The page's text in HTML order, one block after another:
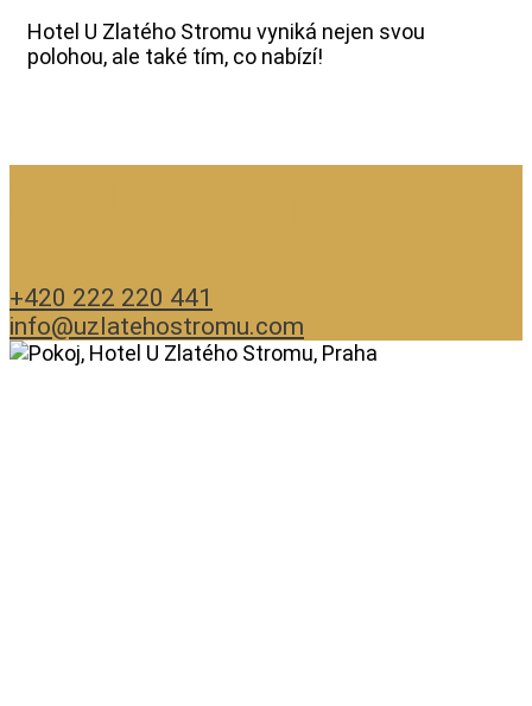
Hotel U Zlatého Stromu vyniká nejen svou
polohou, ale také tím, co nabízí!
+420 222 220 441
info@uzlatehostromu.com